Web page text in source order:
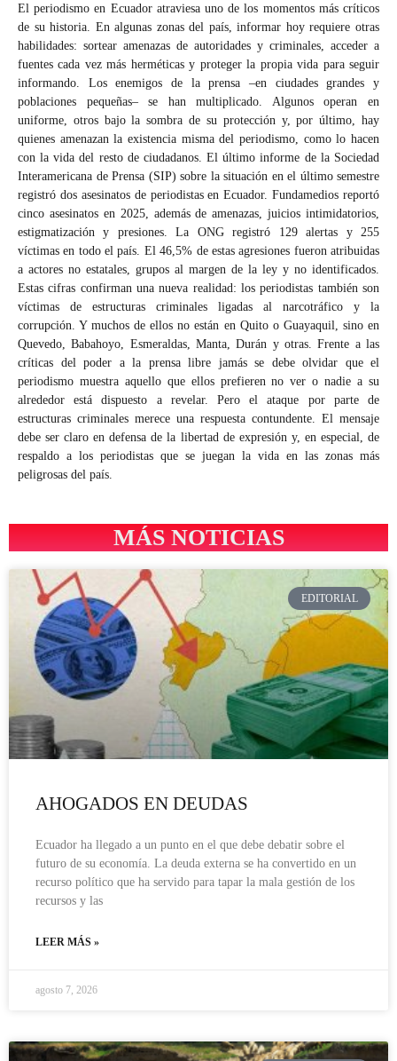
El periodismo en Ecuador atraviesa uno de los momentos más críticos
de su historia. En algunas zonas del país, informar hoy requiere otras
habilidades: sortear amenazas de autoridades y criminales, acceder a
fuentes cada vez más herméticas y proteger la propia vida para seguir
informando. Los enemigos de la prensa –en ciudades grandes y
poblaciones pequeñas– se han multiplicado. Algunos operan en
uniforme, otros bajo la sombra de su protección y, por último, hay
quienes amenazan la existencia misma del periodismo, como lo hacen
con la vida del resto de ciudadanos. El último informe de la Sociedad
Interamericana de Prensa (SIP) sobre la situación en el último semestre
registró dos asesinatos de periodistas en Ecuador. Fundamedios reportó
cinco asesinatos en 2025, además de amenazas, juicios intimidatorios,
estigmatización y presiones. La ONG registró 129 alertas y 255
víctimas en todo el país. El 46,5% de estas agresiones fueron atribuidas
a actores no estatales, grupos al margen de la ley y no identificados.
Estas cifras confirman una nueva realidad: los periodistas también son
víctimas de estructuras criminales ligadas al narcotráfico y la
corrupción. Y muchos de ellos no están en Quito o Guayaquil, sino en
Quevedo, Babahoyo, Esmeraldas, Manta, Durán y otras. Frente a las
críticas del poder a la prensa libre jamás se debe olvidar que el
periodismo muestra aquello que ellos prefieren no ver o nadie a su
alrededor está dispuesto a revelar. Pero el ataque por parte de
estructuras criminales merece una respuesta contundente. El mensaje
debe ser claro en defensa de la libertad de expresión y, en especial, de
respaldo a los periodistas que se juegan la vida en las zonas más
peligrosas del país.
MÁS NOTICIAS
EDITORIAL
AHOGADOS EN DEUDAS
Ecuador ha llegado a un punto en el que debe debatir sobre el
futuro de su economía. La deuda externa se ha convertido en un
recurso político que ha servido para tapar la mala gestión de los
recursos y las
LEER MÁS »
agosto 7, 2026